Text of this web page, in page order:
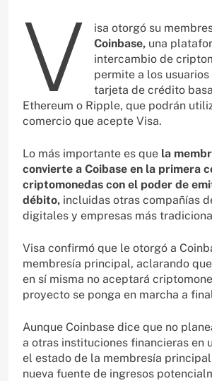
V
isa otorgó su
Coinbase, una
intercambio de
permite a los
tarjeta de crédito
Ethereum o Ripple, que podrán
comercio que acepte Visa.
Lo más importante es que la
convierte a Coibase en la primera
criptomonedas con el poder de
débito, incluidas otras compañías
digitales y empresas más
Visa confirmó que le otorgó a
membresía principal, aclarando
en sí misma no aceptará
proyecto se ponga en marcha a
Aunque Coinbase dice que no
a otras instituciones financieras en
el estado de la membresía
nueva fuente de ingresos